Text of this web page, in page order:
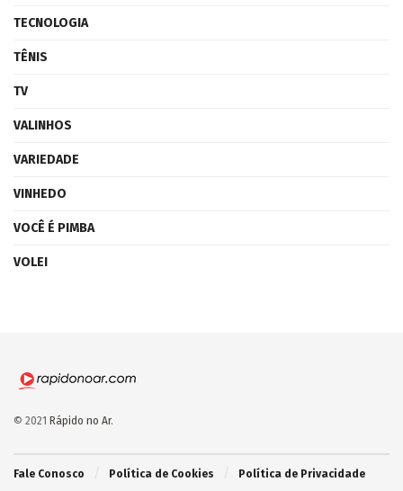
TECNOLOGIA
TÊNIS
TV
VALINHOS
VARIEDADE
VINHEDO
VOCÊ É PIMBA
VOLEI
© 2021 Rápido no Ar.
Fale Conosco Política de Cookies Política de Privacidade